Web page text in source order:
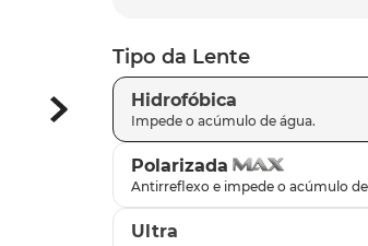
Tipo da Lente
Hidrofóbica
Polarizada
Ultra